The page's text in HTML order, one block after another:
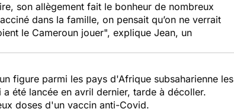
son allègement fait le bonheur de nombreux
dans la famille, on pensait qu’on ne verrait
le Cameroun jouer", explique Jean, un
figure parmi les pays d'Afrique subsaharienne les
été lancée en avril dernier, tarde à décoller.
doses d'un vaccin anti-Covid.